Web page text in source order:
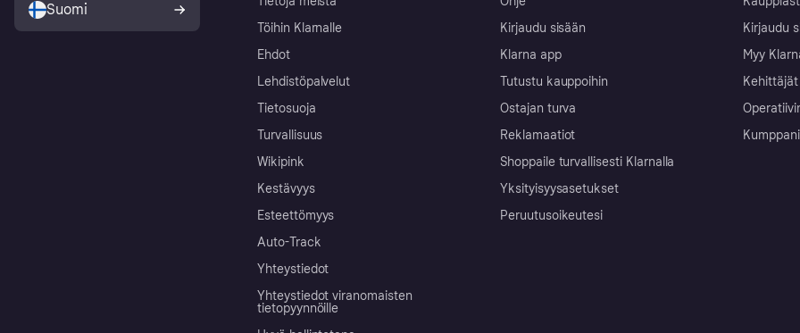
Töihin Klarnalle
Ehdot
Lehdistöpalvelut
Tietosuoja
Turvallisuus
Wikipink
Kestävyys
Esteettömyys
Auto-Track
Yhteystiedot
Yhteystiedot viranomaisten
tietopyynnöille
Kirjaudu sisään
Klarna app
Tutustu kauppoihin
Ostajan turva
Reklamaatiot
Shoppaile turvallisesti Klarnalla
Yksityisyysasetukset
Peruutusoikeutesi
Kirjaudu
Myy
Kehittäjät
Suomi